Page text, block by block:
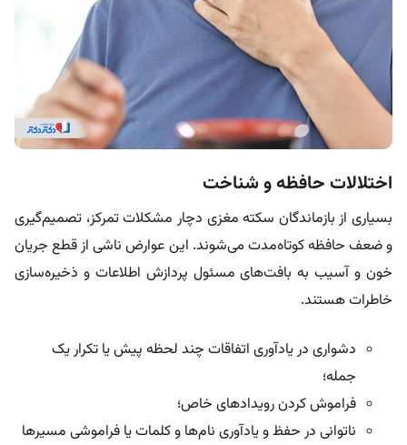
اختلالات حافظه و شناخت
بسیاری از بازماندگان سکته مغزی دچار مشکلات تمرکز، تصمیم‌گیری
و ضعف حافظه کوتاه‌مدت می‌شوند. این عوارض ناشی از قطع جریان
خون و آسیب به بافت‌های مسئول پردازش اطلاعات و ذخیره‌سازی
خاطرات هستند.
دشواری در یادآوری اتفاقات چند لحظه پیش یا تکرار یک
جمله؛
فراموش کردن رویدادهای خاص؛
ناتوانی در حفظ و یاد‌آوری نام‌ها و کلمات یا فراموشی مسیرها